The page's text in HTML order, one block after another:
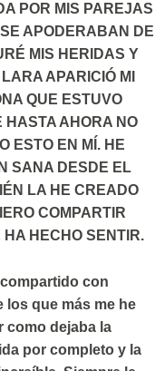
POR MIS PAREJAS
APODERABAN DE
MIS HERIDAS Y
APARICIÓ MI
QUE ESTUVO
HASTA AHORA NO
ESTO EN MÍ. HE
SANA DESDE EL
LA HE CREADO
COMPARTIR
HA HECHO SENTIR.
con
los que más me he
como dejaba la
por completo y la